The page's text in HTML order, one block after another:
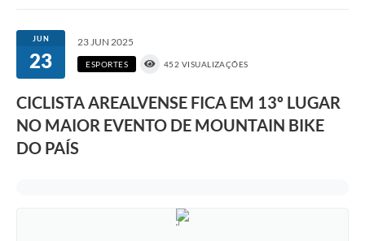
JUN
23
23 JUN 2025
ESPORTES 452 VISUALIZAÇÕES
CICLISTA AREALVENSE FICA EM 13º LUGAR
NO MAIOR EVENTO DE MOUNTAIN BIKE
DO PAÍS